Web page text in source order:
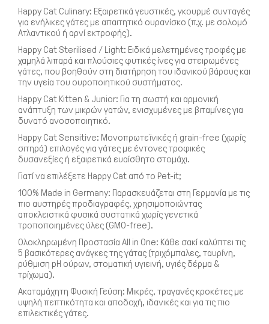
Σκύλος
Happy Cat Culinary: Εξαιρετικά γευστικές, γκουρμέ συνταγές
για ενήλικες γάτες με απαιτητικό ουρανίσκο (π.χ. με σολομό
Ατλαντικού ή αρνί εκτροφής).
Happy Cat Sterilised / Light: Ειδικά μελετημένες τροφές με
χαμηλά λιπαρά και πλούσιες φυτικές ίνες για στειρωμένες
γάτες, που βοηθούν στη διατήρηση του ιδανικού βάρους και
την υγεία του ουροποιητικού συστήματος.
Happy Cat Kitten & Junior: Για τη σωστή και αρμονική
ανάπτυξη των μικρών γατών, ενισχυμένες με βιταμίνες για
δυνατό ανοσοποιητικό.
Happy Cat Sensitive: Μονοπρωτεϊνικές ή grain-free (χωρίς
σιτηρά) επιλογές για γάτες με έντονες τροφικές
δυσανεξίες ή εξαιρετικά ευαίσθητο στομάχι.
Γιατί να επιλέξετε Happy Cat από το Pet-it;
100% Made in Germany: Παρασκευάζεται στη Γερμανία με τις
πιο αυστηρές προδιαγραφές, χρησιμοποιώντας
αποκλειστικά φυσικά συστατικά χωρίς γενετικά
τροποποιημένες ύλες (GMO-free).
Ολοκληρωμένη Προστασία All in One: Κάθε σακί καλύπτει τις
5 βασικότερες ανάγκες της γάτας (τριχόμπαλες, ταυρίνη,
ρύθμιση pH ούρων, στοματική υγιεινή, υγιές δέρμα &
τρίχωμα).
Ακαταμάχητη Φυσική Γεύση: Μικρές, τραγανές κροκέτες με
υψηλή πεπτικότητα και αποδοχή, ιδανικές και για τις πιο
επιλεκτικές γάτες.